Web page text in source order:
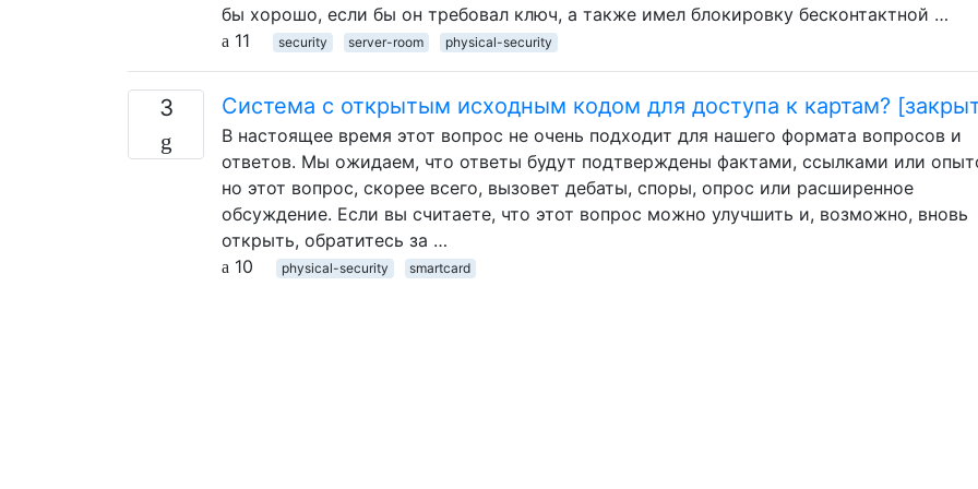
бы хорошо, если бы он требовал ключ, а также имел блокировку бесконтактной …
11
security server-room physical-security
3 Система с открытым исходным кодом для доступа к картам?
В настоящее время этот вопрос не очень подходит для нашего формата вопросов и
ответов. Мы ожидаем, что ответы будут подтверждены фактами, ссылками или
но этот вопрос, скорее всего, вызовет дебаты, споры, опрос или расширенное
обсуждение. Если вы считаете, что этот вопрос можно улучшить и, возможно, вновь
открыть, обратитесь за …
10
physical-security smartcard